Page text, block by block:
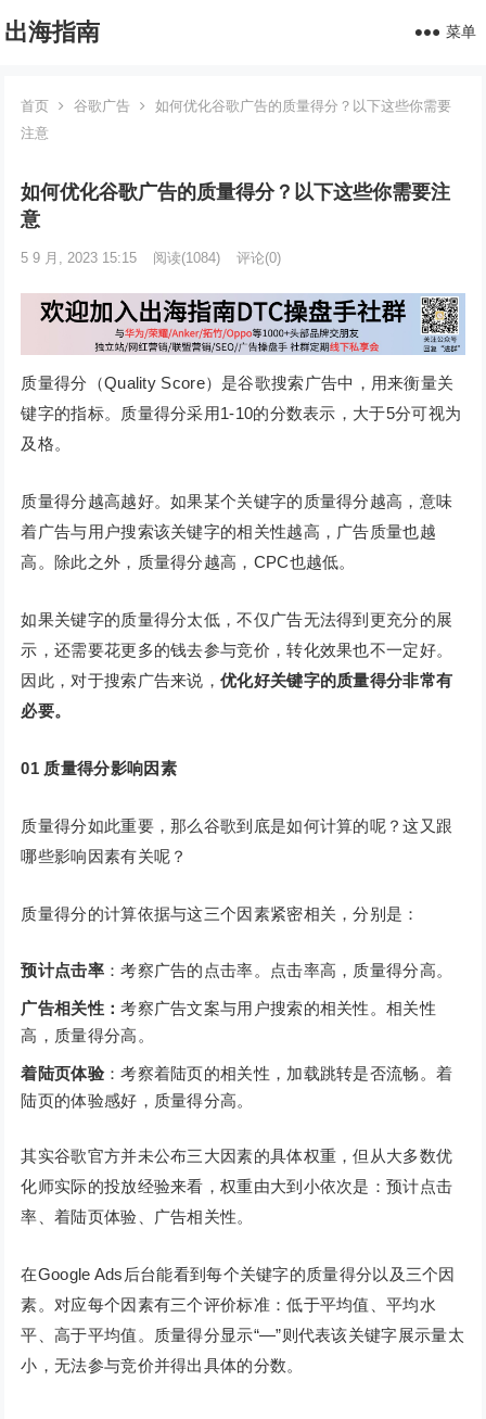
出海指南 菜单
首页 谷歌广告
如何优化谷歌广告的质量得分？以下这些你需要
注意
如何优化谷歌广告的质量得分？以下这些你需要注
意
5 9 月, 2023 15:15 阅读(1084) 评论(0)
质量得分（Quality Score）是谷歌搜索广告中，用来衡量关
键字的指标。质量得分采用1-10的分数表示，大于5分可视为
及格。
质量得分越高越好。如果某个关键字的质量得分越高，意味
着广告与用户搜索该关键字的相关性越高，广告质量也越
高。除此之外，质量得分越高，CPC也越低。
如果关键字的质量得分太低，不仅广告无法得到更充分的展
示，还需要花更多的钱去参与竞价，转化效果也不一定好。
因此，对于搜索广告来说，优化好关键字的质量得分非常有
必要。
01 质量得分影响因素
质量得分如此重要，那么谷歌到底是如何计算的呢？这又跟
哪些影响因素有关呢？
质量得分的计算依据与这三个因素紧密相关，分别是：
预计点击率：考察广告的点击率。点击率高，质量得分高。
广告相关性：考察广告文案与用户搜索的相关性。相关性
高，质量得分高。
着陆页体验：考察着陆页的相关性，加载跳转是否流畅。着
陆页的体验感好，质量得分高。
其实谷歌官方并未公布三大因素的具体权重，但从大多数优
化师实际的投放经验来看，权重由大到小依次是：预计点击
率、着陆页体验、广告相关性。
在Google Ads后台能看到每个关键字的质量得分以及三个因
素。对应每个因素有三个评价标准：低于平均值、平均水
平、高于平均值。质量得分显示“—”则代表该关键字展示量太
小，无法参与竞价并得出具体的分数。